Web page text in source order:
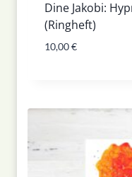
Dine Jakobi:
(Ringheft)
10,00€